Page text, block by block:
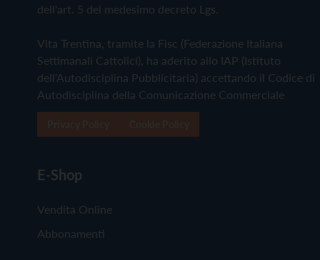
dell'art. 5 del medesimo decreto Lgs.
Vita Trentina, tramite la Fisc (Federazione Italiana
Settimanali Cattolici), ha aderito allo IAP (Istituto
dell'Autodisciplina Pubblicitaria) accettando il Codice di
Autodisciplina della Comunicazione Commerciale
E-Shop
Vendita Online
Abbonamenti